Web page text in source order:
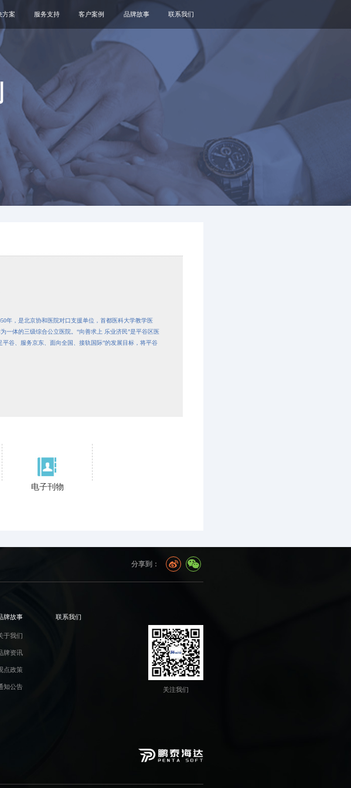
方案
智能体
决方案
院
决方案
服务支持
医院云安全服务
客户案例 品牌故事
品牌资讯
联系我们
年，是北京协和医院对口支援单位，首都医科大学教学医
一体的三级综合公立医院。“向善求上 乐业济民”是平谷区医
平谷、服务京东、面向全国、接轨国际”的发展目标，将平谷
电子刊物
分享到：
牌故事
于我们
牌资讯
点政策
知公告
联系我们
关注我们